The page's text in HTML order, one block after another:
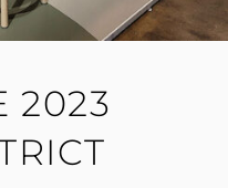
2023